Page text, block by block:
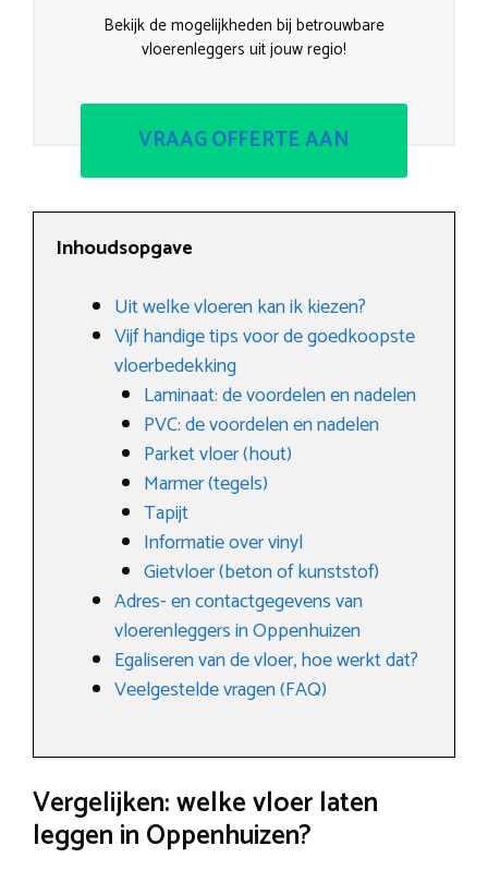
Bekijk de mogelijkheden bij betrouwbare
vloerenleggers uit jouw regio!
VRAAG OFFERTE AAN
Inhoudsopgave
Uit welke vloeren kan ik kiezen?
Vijf handige tips voor de goedkoopste
vloerbedekking
Laminaat: de voordelen en nadelen
PVC: de voordelen en nadelen
Parket vloer (hout)
Marmer (tegels)
Tapijt
Informatie over vinyl
Gietvloer (beton of kunststof)
Adres- en contactgegevens van
vloerenleggers in Oppenhuizen
Egaliseren van de vloer, hoe werkt dat?
Veelgestelde vragen (FAQ)
Vergelijken: welke vloer laten
leggen in Oppenhuizen?